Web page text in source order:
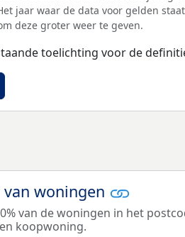
jaar waar de data voor gelden
deze groter weer te geven.
toelichting voor de
van woningen
van de woningen in het
koopwoning.